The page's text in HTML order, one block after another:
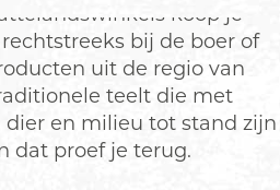
koop je
bij de boer of
uit de regio van
teelt die met
dier en milieu tot stand zijn
dat proef je terug.